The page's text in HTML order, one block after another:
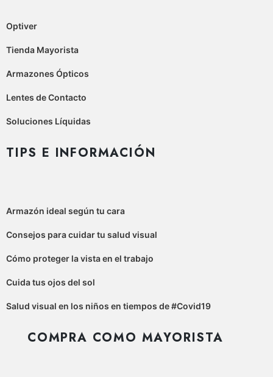
Optiver
Tienda Mayorista
Armazones Ópticos
Lentes de Contacto
Soluciones Líquidas
TIPS E INFORMACIÓN
Armazón ideal según tu cara
Consejos para cuidar tu salud visual
Cómo proteger la vista en el trabajo
Cuida tus ojos del sol
Salud visual en los niños en tiempos de #Covid19
COMPRA COMO MAYORISTA